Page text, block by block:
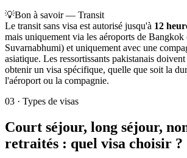
💡Bon à savoir — Transit
Le transit sans visa est autorisé jusqu'à 12
mais uniquement via les aéroports de
Suvarnabhumi) et uniquement avec une
asiatique. Les ressortissants pakistanais
obtenir un visa spécifique, quelle que soit la
l'aéroport ou la compagnie.
03 · Types de visas
Court séjour, long séjour,
retraités : quel visa choisir ?